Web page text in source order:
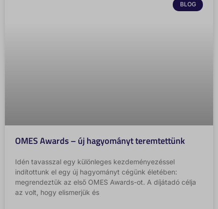
BLOG
OMES Awards – új hagyományt teremtettünk
Idén tavasszal egy különleges kezdeményezéssel
indítottunk el egy új hagyományt cégünk életében:
megrendeztük az első OMES Awards-ot. A díjátadó célja
az volt, hogy elismerjük és